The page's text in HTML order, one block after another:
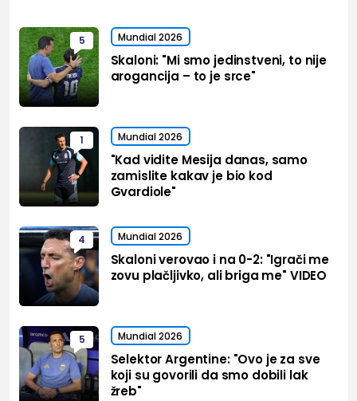
5 Mundial 2026
Skaloni: "Mi smo jedinstveni, to nije
arogancija – to je srce"
1 Mundial 2026
"Kad vidite Mesija danas, samo
zamislite kakav je bio kod
Gvardiole"
4 Mundial 2026
Skaloni verovao i na 0-2: "Igrači me
zovu plačljivko, ali briga me" VIDEO
5 Mundial 2026
Selektor Argentine: "Ovo je za sve
koji su govorili da smo dobili lak
žreb"